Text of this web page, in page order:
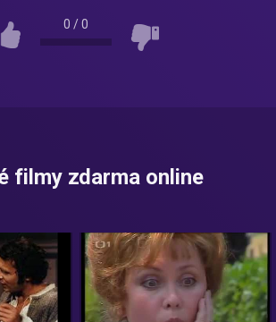
0 /0
filmy zdarma online